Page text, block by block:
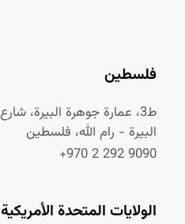
فلسطين
ط3، عمارة جوهرة البيرة، شارع نابلس
البيرة - رام الله، فلسطين
+970 2 292 9090
الولايات المتحدة الأمريكية